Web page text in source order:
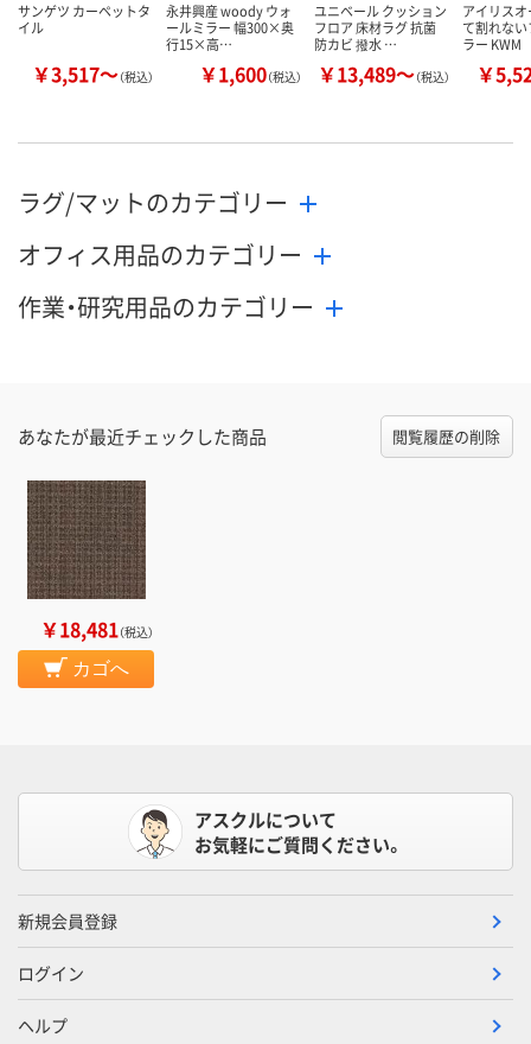
サンゲツ カーペットタ
イル
￥3,517～（税込）
永井興産 woody ウォ
ールミラー 幅300×奥
行15×高…
￥1,600（税込）
ユニベール クッション
フロア 床材ラグ 抗菌
防カビ 撥水 …
￥13,489～（税込）
アイリス
て割れな
ラー KWM
￥
ラグ/マットのカテゴリー
オフィス用品のカテゴリー
作業・研究用品のカテゴリー
あなたが最近チェックした商品 閲覧履歴の削除
￥18,481（税込）
カゴへ
アスクルについて
お気軽にご質問ください。
新規会員登録
ログイン
ヘルプ